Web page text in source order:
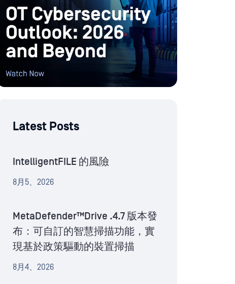
Latest Posts
IntelligentFILE 的風險
8月5、2026
MetaDefender™Drive .4.7 版本發
布：可自訂的智慧掃描功能，實
現基於政策驅動的裝置掃描
8月4、2026